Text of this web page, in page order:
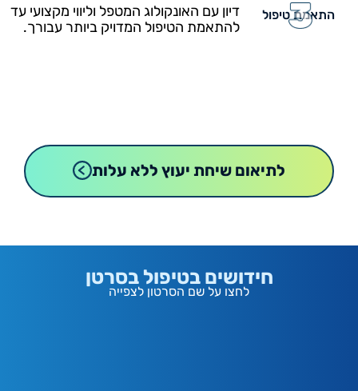
התאמת טיפול
דיון עם האונקולוג המטפל וליווי מקצועי עד
להתאמת הטיפול המדויק ביותר עבורך.
לתיאום שיחת יעוץ ללא עלות
חידושים בטיפול בסרטן
לחצו על שם הסרטון לצפייה